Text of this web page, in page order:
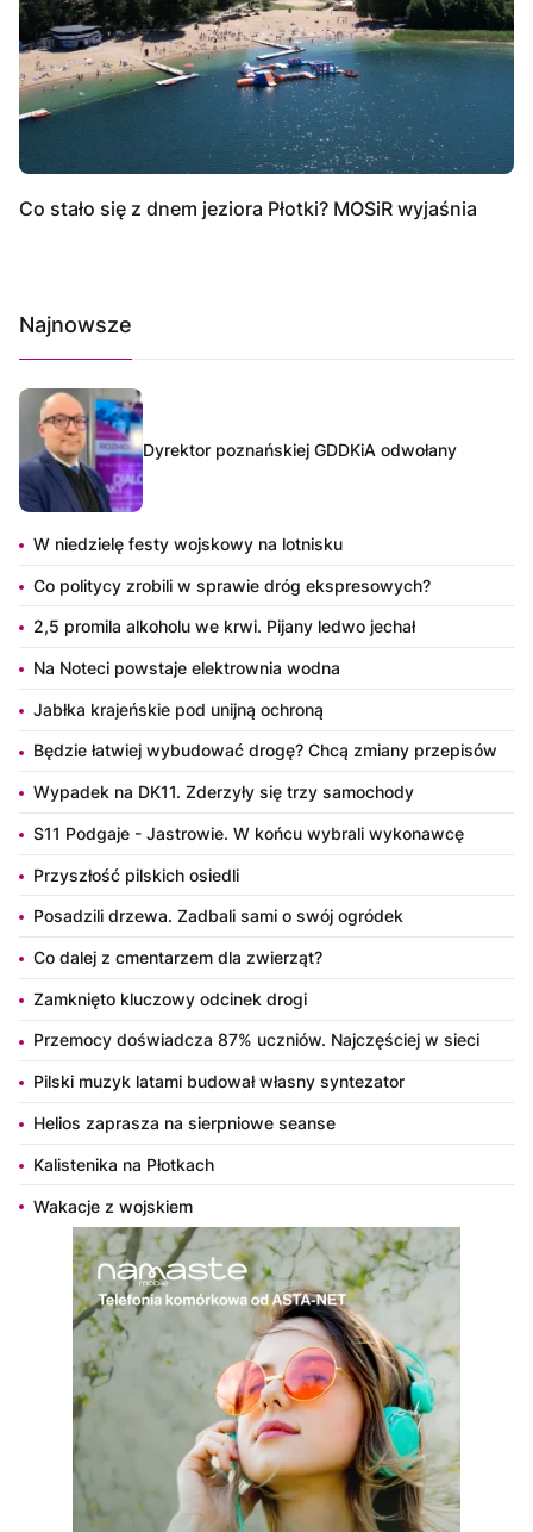
Co stało się z dnem jeziora Płotki? MOSiR wyjaśnia
Najnowsze
Dyrektor poznańskiej GDDKiA odwołany
W niedzielę festy wojskowy na lotnisku
Co politycy zrobili w sprawie dróg ekspresowych?
2,5 promila alkoholu we krwi. Pijany ledwo jechał
Na Noteci powstaje elektrownia wodna
Jabłka krajeńskie pod unijną ochroną
Będzie łatwiej wybudować drogę? Chcą zmiany przepisów
Wypadek na DK11. Zderzyły się trzy samochody
S11 Podgaje - Jastrowie. W końcu wybrali wykonawcę
Przyszłość pilskich osiedli
Posadzili drzewa. Zadbali sami o swój ogródek
Co dalej z cmentarzem dla zwierząt?
Zamknięto kluczowy odcinek drogi
Przemocy doświadcza 87% uczniów. Najczęściej w sieci
Pilski muzyk latami budował własny syntezator
Helios zaprasza na sierpniowe seanse
Kalistenika na Płotkach
Wakacje z wojskiem